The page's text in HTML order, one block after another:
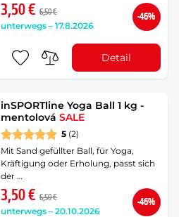
3,50 € 6,50 €
unterwegs – 17.8.2026
-46%
Detail
inSPORTline Yoga Ball 1 kg -
mentolováSALE
5 (2)
Mit Sand gefüllter Ball, für Yoga,
Kräftigung oder Erholung, passt sich
der …
3,50 € 6,50 €
unterwegs – 20.10.2026
-46%